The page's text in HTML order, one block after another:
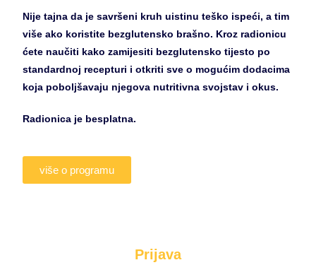
Nije tajna da je savršeni kruh uistinu teško ispeći, a tim
više ako koristite bezglutensko brašno. Kroz radionicu
ćete naučiti kako zamijesiti bezglutensko tijesto po
standardnoj recepturi i otkriti sve o mogućim dodacima
koja poboljšavaju njegova nutritivna svojstav i okus.
Radionica je besplatna.
više o programu
Prijava